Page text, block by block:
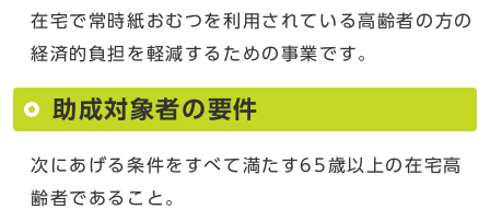
在宅で常時紙おむつを利用されている高齢者の方の
経済的負担を軽減するための事業です。
助成対象者の要件
次にあげる条件をすべて満たす65歳以上の在宅高
齢者であること。